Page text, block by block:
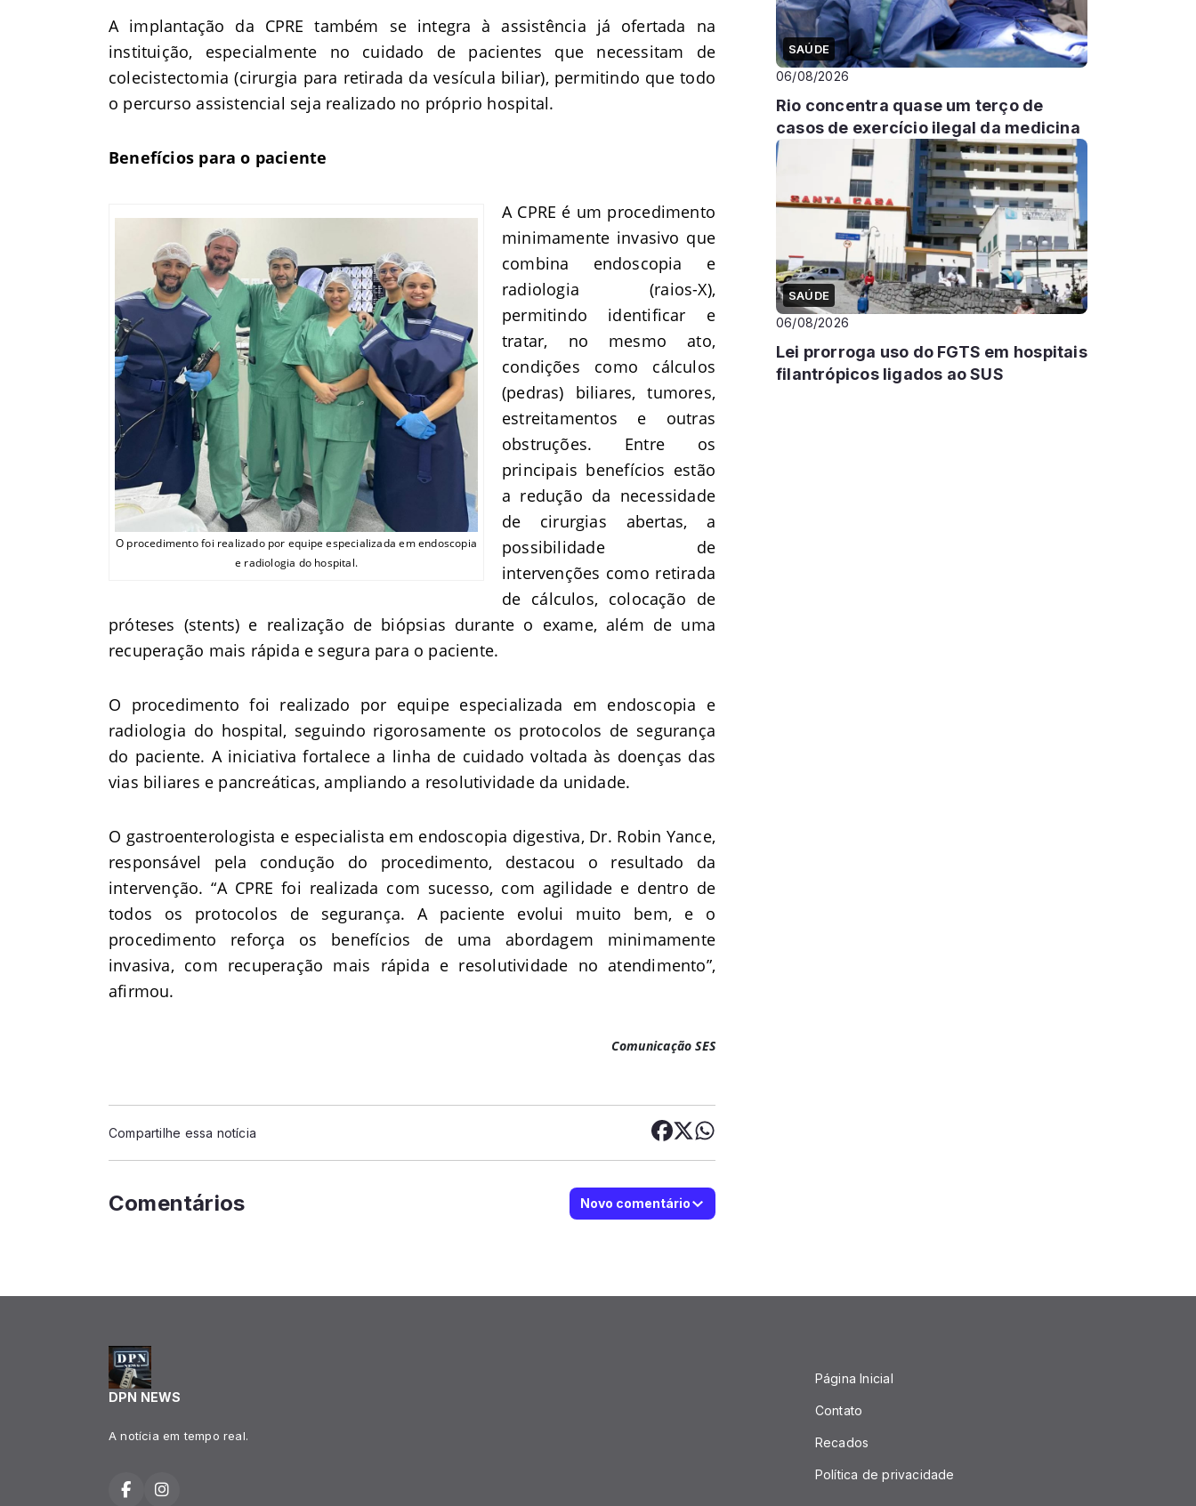
A implantação da CPRE também se integra à assistência já ofertada na
instituição, especialmente no cuidado de pacientes que necessitam de
colecistectomia (cirurgia para retirada da vesícula biliar), permitindo que todo
o percurso assistencial seja realizado no próprio hospital.
Benefícios para o paciente
O procedimento foi realizado por equipe especializada em endoscopia
e radiologia do hospital.
A CPRE é um procedimento
minimamente invasivo que
combina endoscopia e
radiologia (raios-X),
permitindo identificar e
tratar, no mesmo ato,
condições como cálculos
(pedras) biliares, tumores,
estreitamentos e outras
obstruções. Entre os
principais benefícios estão
a redução da necessidade
de cirurgias abertas, a
possibilidade de
intervenções como retirada
de cálculos, colocação de
próteses (stents) e realização de biópsias durante o exame, além de uma
recuperação mais rápida e segura para o paciente.
O procedimento foi realizado por equipe especializada em endoscopia e
radiologia do hospital, seguindo rigorosamente os protocolos de segurança
do paciente. A iniciativa fortalece a linha de cuidado voltada às doenças das
vias biliares e pancreáticas, ampliando a resolutividade da unidade.
O gastroenterologista e especialista em endoscopia digestiva, Dr. Robin Yance,
responsável pela condução do procedimento, destacou o resultado da
intervenção. “A CPRE foi realizada com sucesso, com agilidade e dentro de
todos os protocolos de segurança. A paciente evolui muito bem, e o
procedimento reforça os benefícios de uma abordagem minimamente
invasiva, com recuperação mais rápida e resolutividade no atendimento”,
afirmou.
Comunicação SES
Compartilhe essa notícia
Comentários Novo comentário
SAÚDE
06/08/2026
Rio concentra quase um terço de
casos de exercício ilegal da medicina
SAÚDE
06/08/2026
Lei prorroga uso do FGTS em hospitais
filantrópicos ligados ao SUS
DPN NEWS
A notícia em tempo real.
Página Inicial
Contato
Recados
Política de privacidade